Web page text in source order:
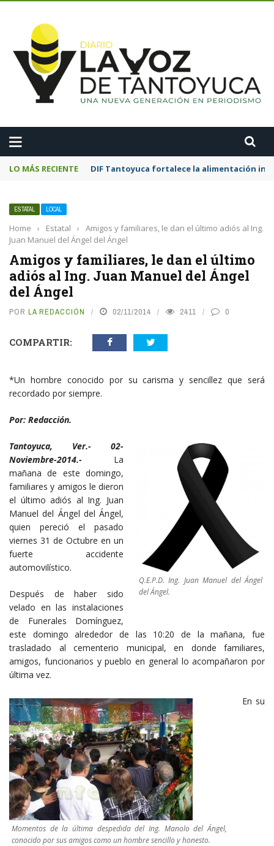
LO MÁS RECIENTE DIF Tantoyuca fortalece la alimentación
ESTATAL LOCAL
Home › Estatal ›
Amigos y familiares, le dan el último adiós al Ing.
Juan Manuel del Ángel del Ángel
Amigos y familiares, le dan el último
adiós al Ing. Juan Manuel del Ángel
del Ángel
POR LA REDACCIÓN 02/11/2014 2411 0
COMPARTIR:
*Un hombre conocido por su carisma y sencillez que será
recordado por siempre.
Por: Redacción.
Q.E.P.D. Ing. Juan Manuel del Ángel
del Ángel.
Tantoyuca, Ver.- 02-
Noviembre-2014.-
La
mañana de este domingo,
familiares y amigos le dieron
el último adiós al Ing. Juan
Manuel del Ángel del Ángel,
quien pereció el pasado
viernes 31 de Octubre en un
fuerte accidente
automovilístico.
Después de haber sido
velado en las instalaciones
de Funerales Domínguez,
este domingo alrededor de las 10:20 de la mañana, fue
trasladado al cementerio municipal, en donde familiares,
amigos, funcionarios y pueblo en general lo acompañaron por
última vez.
Momentos de la última despedida del Ing. Manolo del Ángel,
conocido por sus amigos como un hombre sencillo y honesto.
En su